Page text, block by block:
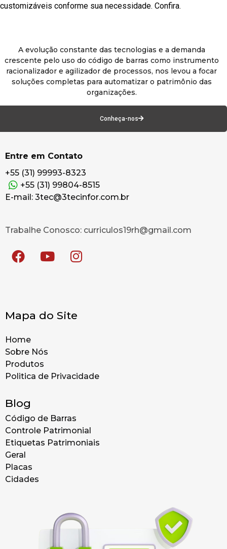
customizáveis conforme sua necessidade. Confira.
A evolução constante das tecnologias e a demanda
crescente pelo uso do código de barras como instrumento
racionalizador e agilizador de processos, nos levou a focar
soluções completas para automatizar o patrimônio das
organizações.
Conheça-nos
Entre em Contato
+55 (31) 99993-8323
+55 (31) 99804-8515
E-mail: 3tec@3tecinfor.com.br
Trabalhe Conosco: curriculos19rh@gmail.com
Mapa do Site
Home
Sobre Nós
Produtos
Politica de Privacidade
Blog
Código de Barras
Controle Patrimonial
Etiquetas Patrimoniais
Geral
Placas
Cidades